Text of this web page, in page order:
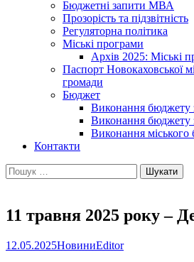
Бюджетні запити МВА
Прозорість та підзвітність
Регуляторна політика
Міські програми
Архів 2025: Міські
Паспорт Новокаховської
громади
Бюджет
Виконання бюджету
Виконання бюджету
Виконання
Контакти
Пошук:
11 травня 2025 року –
12.05.2025НовиниEditor